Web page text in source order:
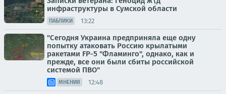
инфраструктуры в Сумской области
ПАБЛИКИ 13:22
"Сегодня Украина предприняла еще одну
попытку атаковать Россию крылатыми
ракетами FP-5 "Фламинго", однако, как и
прежде, все они были сбиты российской
системой ПВО"
МНЕНИЯ 12:48